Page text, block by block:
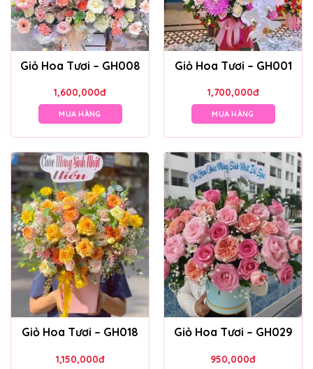
Giỏ Hoa Tươi – GH008
1,600,000đ
MUA HÀNG
Giỏ Hoa Tươi – GH001
1,700,000đ
MUA HÀNG
Giỏ Hoa Tươi – GH018
1,150,000đ
Giỏ Hoa Tươi – GH029
950,000đ